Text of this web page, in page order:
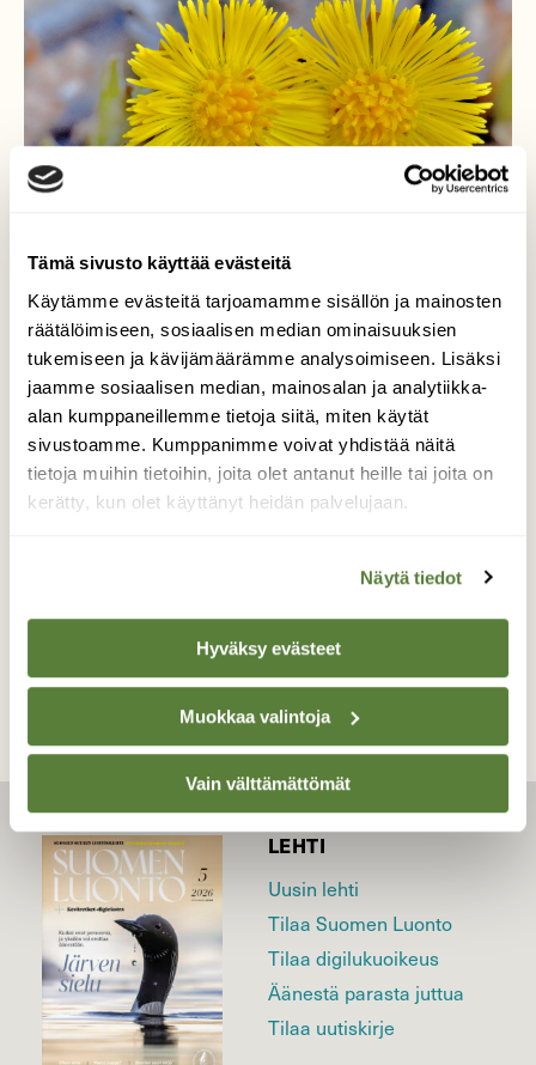
Tämä sivusto käyttää evästeitä
Käytämme evästeitä tarjoamamme sisällön ja mainosten
räätälöimiseen, sosiaalisen median ominaisuuksien
tukemiseen ja kävijämäärämme analysoimiseen. Lisäksi
jaamme sosiaalisen median, mainosalan ja analytiikka-
alan kumppaneillemme tietoja siitä, miten käytät
sivustoamme. Kumppanimme voivat yhdistää näitä
tietoja muihin tietoihin, joita olet antanut heille tai joita on
kerätty, kun olet käyttänyt heidän palvelujaan.
Näytä tiedot
Hyväksy evästeet
Muokkaa valintoja
Vain välttämättömät
Oi aurinkoiseni
Ensimmäiset leskenlehdet kukkivat.
Valokuvaaja: Reijo Juurinen, Veikkola Huhtikuu
TAKAISIN LISTAAN
LEHTI
Uusin lehti
Tilaa Suomen Luonto
Tilaa digilukuoikeus
Äänestä parasta juttua
Tilaa uutiskirje